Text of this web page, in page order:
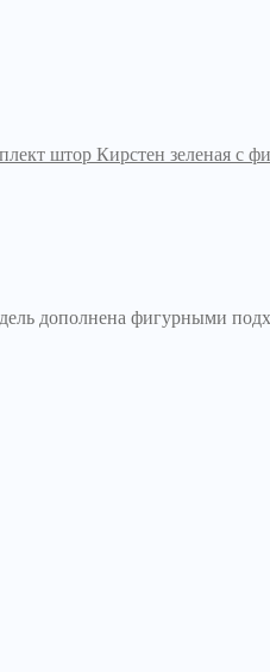
штор Кирстен зеленая с
дополнена фигурными